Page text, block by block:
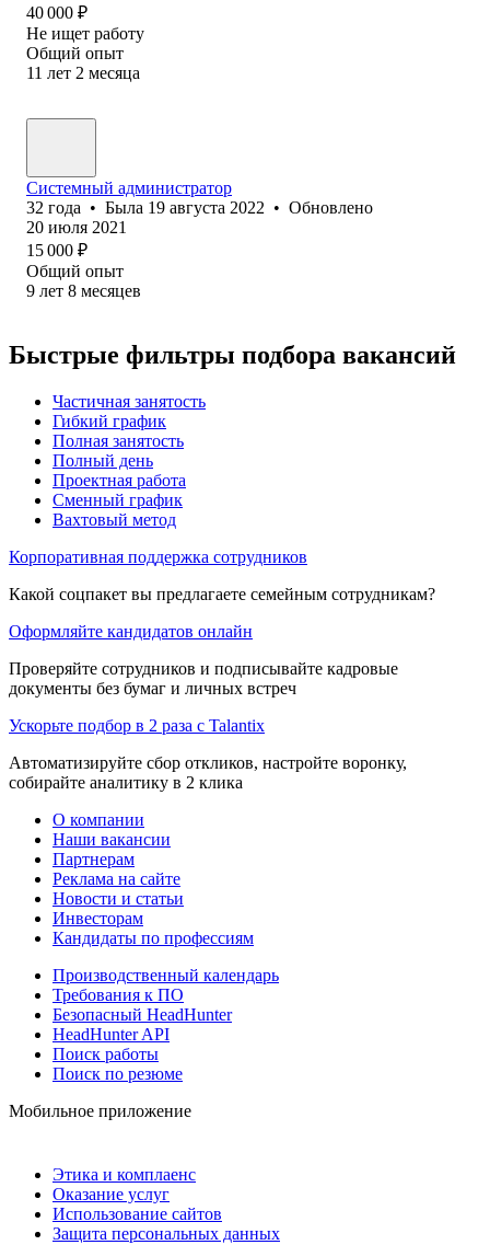
40 000 ₽
Не ищет работу
Общий опыт
11 лет 2 месяца
Системный администратор
32 года • Была 19 августа 2022 • Обновлено
20 июля 2021
15 000 ₽
Общий опыт
9 лет 8 месяцев
Быстрые фильтры подбора вакансий
Частичная занятость
Гибкий график
Полная занятость
Полный день
Проектная работа
Сменный график
Вахтовый метод
Корпоративная поддержка сотрудников
Какой соцпакет вы предлагаете семейным сотрудникам?
Оформляйте кандидатов онлайн
Проверяйте сотрудников и подписывайте кадровые
документы без бумаг и личных встреч
Ускорьте подбор в 2 раза с Talantix
Автоматизируйте сбор откликов, настройте воронку,
собирайте аналитику в 2 клика
О компании
Наши вакансии
Партнерам
Реклама на сайте
Новости и статьи
Инвесторам
Кандидаты по профессиям
Производственный календарь
Требования к ПО
Безопасный HeadHunter
HeadHunter API
Поиск работы
Поиск по резюме
Мобильное приложение
Этика и комплаенс
Оказание услуг
Использование сайтов
Защита персональных данных